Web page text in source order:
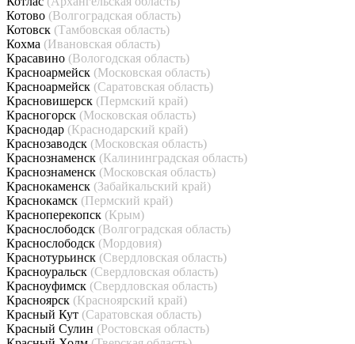
Котово (Волгоградская область)
Котовск (Тамбовская область)
Кохма (Ивановская область)
Красавино (Вологодская область)
Красноармейск (Московская область)
Красноармейск (Саратовская область)
Красновишерск (Пермский край)
Красногорск (Московская область)
Краснодар (Краснодарский край)
Краснозаводск (Московская область)
Краснознаменск (Калининградская область)
Краснознаменск (Московская область)
Краснокаменск (Забайкальский край)
Краснокамск (Пермский край)
Красноперекопск (Крым)
Краснослободск (Волгоградская область)
Краснослободск (Мордовия)
Краснотурьинск (Свердловская область)
Красноуральск (Свердловская область)
Красноуфимск (Свердловская область)
Красноярск (Красноярский край)
Красный Кут (Саратовская область)
Красный Сулин (Ростовская область)